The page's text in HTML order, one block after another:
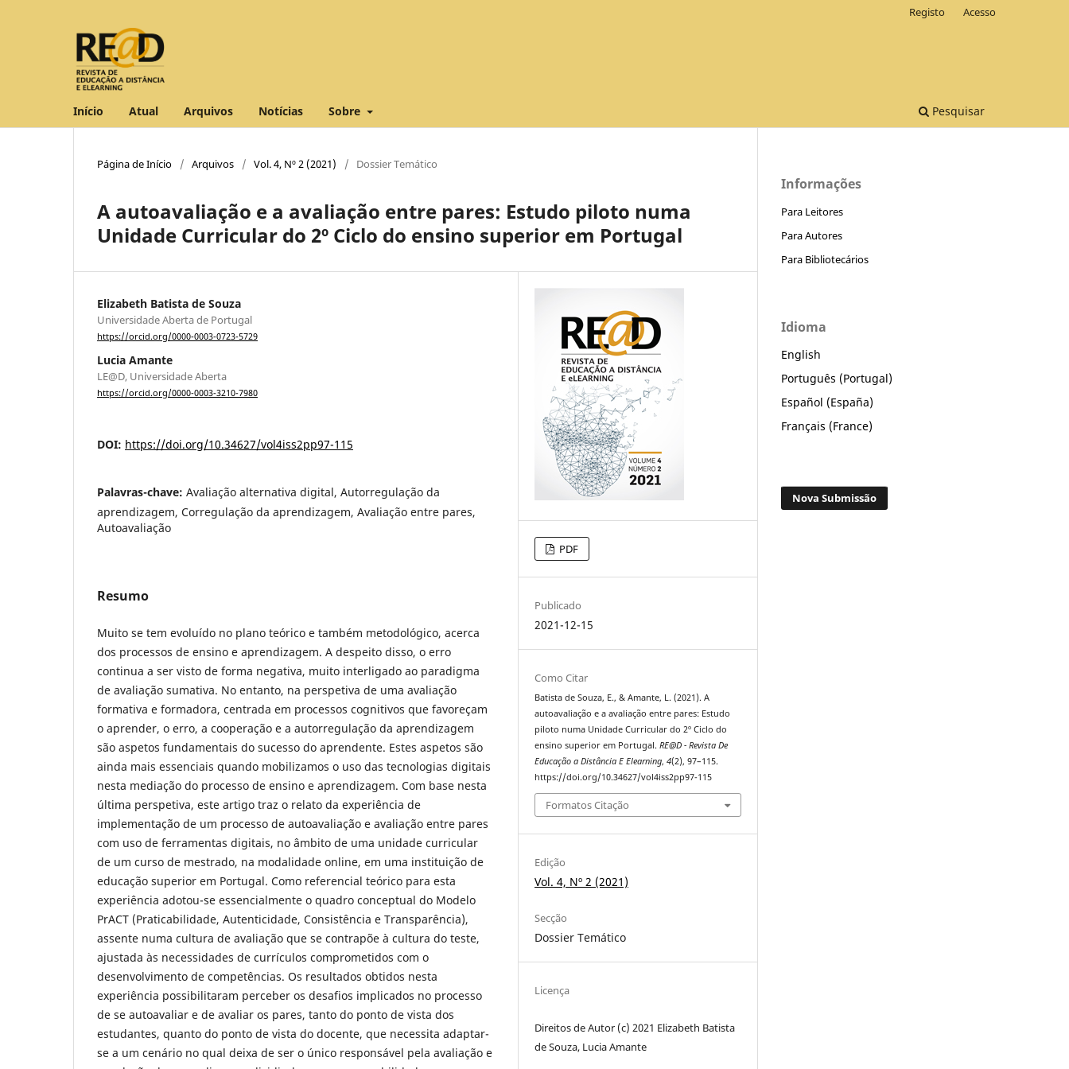
Início Atual Arquivos Notícias Sobre Pesquisar
Registo Acesso
Página de Início / Arquivos / Vol. 4, Nº 2 (2021) / Dossier Temático
A autoavaliação e a avaliação entre pares: Estudo piloto numa
Unidade Curricular do 2º Ciclo do ensino superior em Portugal
Elizabeth Batista de Souza
Universidade Aberta de Portugal
https://orcid.org/0000-0003-0723-5729
Lucia Amante
LE@D, Universidade Aberta
https://orcid.org/0000-0003-3210-7980
DOI: https://doi.org/10.34627/vol4iss2pp97-115
Palavras-chave: Avaliação alternativa digital, Autorregulação da
aprendizagem, Corregulação da aprendizagem, Avaliação entre pares,
Autoavaliação
Resumo
Muito se tem evoluído no plano teórico e também metodológico, acerca
dos processos de ensino e aprendizagem. A despeito disso, o erro
continua a ser visto de forma negativa, muito interligado ao paradigma
de avaliação sumativa. No entanto, na perspetiva de uma avaliação
formativa e formadora, centrada em processos cognitivos que favoreçam
o aprender, o erro, a cooperação e a autorregulação da aprendizagem
são aspetos fundamentais do sucesso do aprendente. Estes aspetos são
ainda mais essenciais quando mobilizamos o uso das tecnologias digitais
nesta mediação do processo de ensino e aprendizagem. Com base nesta
última perspetiva, este artigo traz o relato da experiência de
implementação de um processo de autoavaliação e avaliação entre pares
com uso de ferramentas digitais, no âmbito de uma unidade curricular
de um curso de mestrado, na modalidade online, em uma instituição de
educação superior em Portugal. Como referencial teórico para esta
experiência adotou-se essencialmente o quadro conceptual do Modelo
PrACT (Praticabilidade, Autenticidade, Consistência e Transparência),
assente numa cultura de avaliação que se contrapõe à cultura do teste,
ajustada às necessidades de currículos comprometidos com o
desenvolvimento de competências. Os resultados obtidos nesta
experiência possibilitaram perceber os desafios implicados no processo
de se autoavaliar e de avaliar os pares, tanto do ponto de vista dos
estudantes, quanto do ponto de vista do docente, que necessita adaptar-
se a um cenário no qual deixa de ser o único responsável pela avaliação e
PDF
Publicado
2021-12-15
Como Citar
Batista de Souza, E., & Amante, L. (2021). A
autoavaliação e a avaliação entre pares: Estudo
piloto numa Unidade Curricular do 2º Ciclo do
ensino superior em Portugal.RE@D - Revista De
Educação a Distância E Elearning,4(2), 97–115.
https://doi.org/10.34627/vol4iss2pp97-115
Formatos Citação
Edição
Vol. 4, Nº 2 (2021)
Secção
Dossier Temático
Licença
Direitos de Autor (c) 2021 Elizabeth Batista
de Souza, Lucia Amante
Informações
Para Leitores
Para Autores
Para Bibliotecários
Idioma
English
Português (Portugal)
Español (España)
Français (France)
Nova Submissão